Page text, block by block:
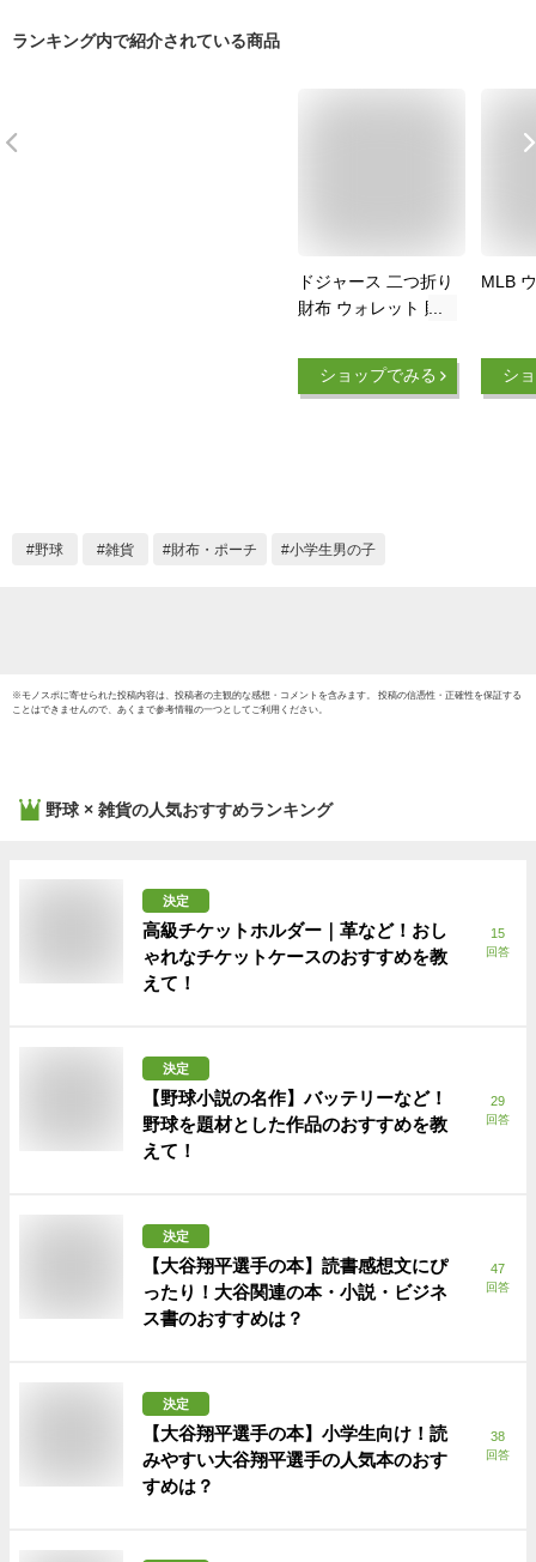
ランキング内で紹介されている商品
ドジャース 二つ折り
財布 ウォレット 財
LOS ANGELES ロサ
ンゼルス ドジャース
ベースボール 野球
ショップでみる
MLB
シ
野球 雑貨 財布・ポーチ 小学生男の子
※モノスポに寄せられた投稿内容は、投稿者の主観的な感想・コメントを含みます。 投稿の信憑性・正確性を保証する
ことはできませんので、あくまで参考情報の一つとしてご利用ください。
野球 × 雑貨の人気おすすめランキング
決定
高級チケットホルダー｜革など！おし
ゃれなチケットケースのおすすめを教
えて！
15
回答
決定
【野球小説の名作】バッテリーなど！
野球を題材とした作品のおすすめを教
えて！
29
回答
決定
【大谷翔平選手の本】読書感想文にぴ
ったり！大谷関連の本・小説・ビジネ
ス書のおすすめは？
47
回答
決定
【大谷翔平選手の本】小学生向け！読
みやすい大谷翔平選手の人気本のおす
すめは？
38
回答